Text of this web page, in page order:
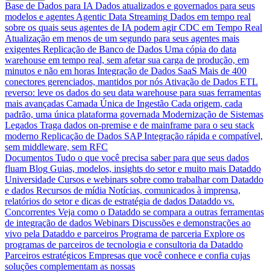
Base de Dados para IA Dados atualizados e governados para seus
modelos e agentes Agentic Data Streaming Dados em tempo real
sobre os quais seus agentes de IA podem agir CDC em Tempo Real
Atualização em menos de um segundo para seus agentes mais
exigentes Replicação de Banco de Dados Uma cópia do data
warehouse em tempo real, sem afetar sua carga de produção, em
minutos e não em horas Integração de Dados SaaS Mais de 400
conectores gerenciados, mantidos por nós Ativação de Dados ETL
reverso: leve os dados do seu data warehouse para suas ferramentas
mais avançadas Camada Única de Ingestão Cada origem, cada
padrão, uma única plataforma governada Modernização de Sistemas
Legados Traga dados on-premise e de mainframe para o seu stack
moderno Replicação de Dados SAP Integração rápida e compatível,
sem middleware, sem RFC
Documentos Tudo o que você precisa saber para que seus dados
fluam Blog Guias, modelos, insights do setor e muito mais Dataddo
Universidade Cursos e webinars sobre como trabalhar com Dataddo
e dados Recursos de mídia Notícias, comunicados à imprensa,
relatórios do setor e dicas de estratégia de dados Dataddo vs.
Concorrentes Veja como o Dataddo se compara a outras ferramentas
de integração de dados Webinars Discussões e demonstrações ao
vivo pela Dataddo e parceiros Programa de parceria Explore os
programas de parceiros de tecnologia e consultoria da Dataddo
Parceiros estratégicos Empresas que você conhece e confia cujas
soluções complementam as nossas